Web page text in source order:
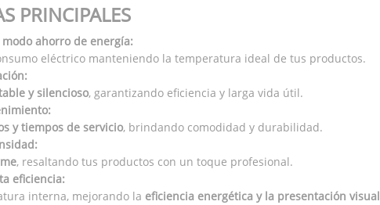
PRINCIPALES
ahorro de energía:
eléctrico manteniendo la temperatura ideal de tus productos.
y silencioso, garantizando eficiencia y larga vida útil.
y tiempos de servicio, brindando comodidad y durabilidad.
, resaltando tus productos con un toque profesional.
eficiencia:
interna, mejorando la eficiencia energética y la presentación visual